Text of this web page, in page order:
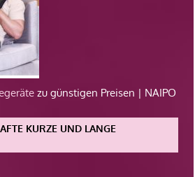
zu günstigen Preisen | NAIPO
KURZE UND LANGE